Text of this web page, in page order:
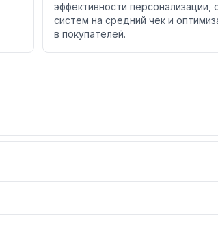
эффективности
систем на средний чек и
в покупателей.